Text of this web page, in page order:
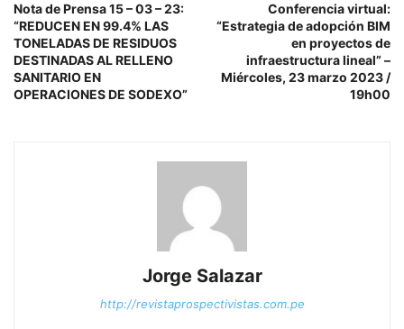
Nota de Prensa 15 – 03 – 23:
“REDUCEN EN 99.4% LAS
TONELADAS DE RESIDUOS
DESTINADAS AL RELLENO
SANITARIO EN
OPERACIONES DE SODEXO”
Conferencia virtual:
“Estrategia de adopción BIM
en proyectos de
infraestructura lineal” –
Miércoles, 23 marzo 2023 /
19h00
Jorge Salazar
http://revistaprospectivistas.com.pe